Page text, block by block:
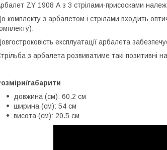
ZY 1908 А з 3 стрілами-присосками
комплекту з арбалетом і стрілами входить
експлуатації арбалета
з арбалета розвиватиме такі позитивні
габарити
довжина (см): 60.2 см
ширина (см): 54 см
висота (см): 20.5 см